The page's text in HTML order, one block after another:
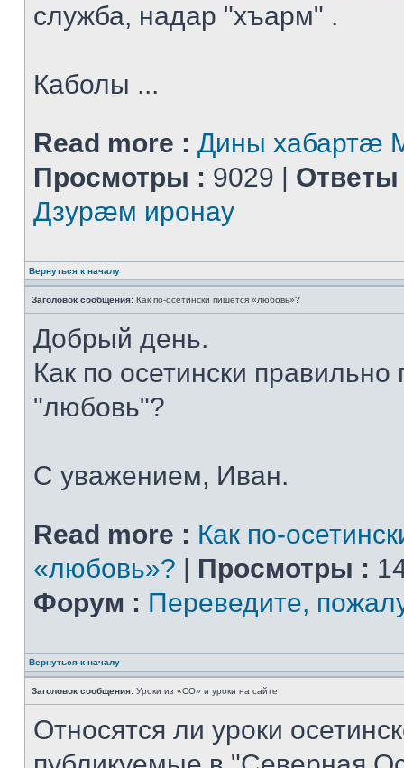
служба, надар "хъарм" .
Каболы ...
Read more : Дины хабартæ
Просмотры : 9029 | Ответы
Дзурæм иронау
Вернуться к началу
Заголовок сообщения: Как по-осетински пишется «любовь»?
Добрый день.
Как по осетински
"любовь"?
С уважением, Иван.
Read more : Как по-
«любовь»? | Просмотры :
Форум : Переведите,
Вернуться к началу
Заголовок сообщения: Уроки из «СО» и уроки на сайте
Относятся ли уроки